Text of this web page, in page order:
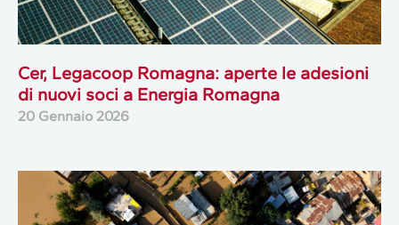
Cer, Legacoop Romagna: aperte le adesioni
di nuovi soci a Energia Romagna
20 Gennaio 2026